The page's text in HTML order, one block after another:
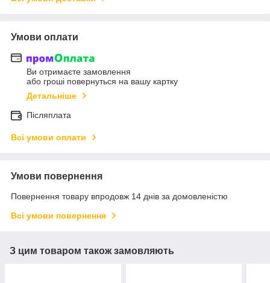
Умови оплати
Ви отримаєте замовлення
або гроші повернуться на вашу картку
Детальніше
Післяплата
Всі умови оплати
Умови повернення
Повернення товару впродовж 14 днів за домовленістю
Всі умови повернення
З цим товаром також замовляють